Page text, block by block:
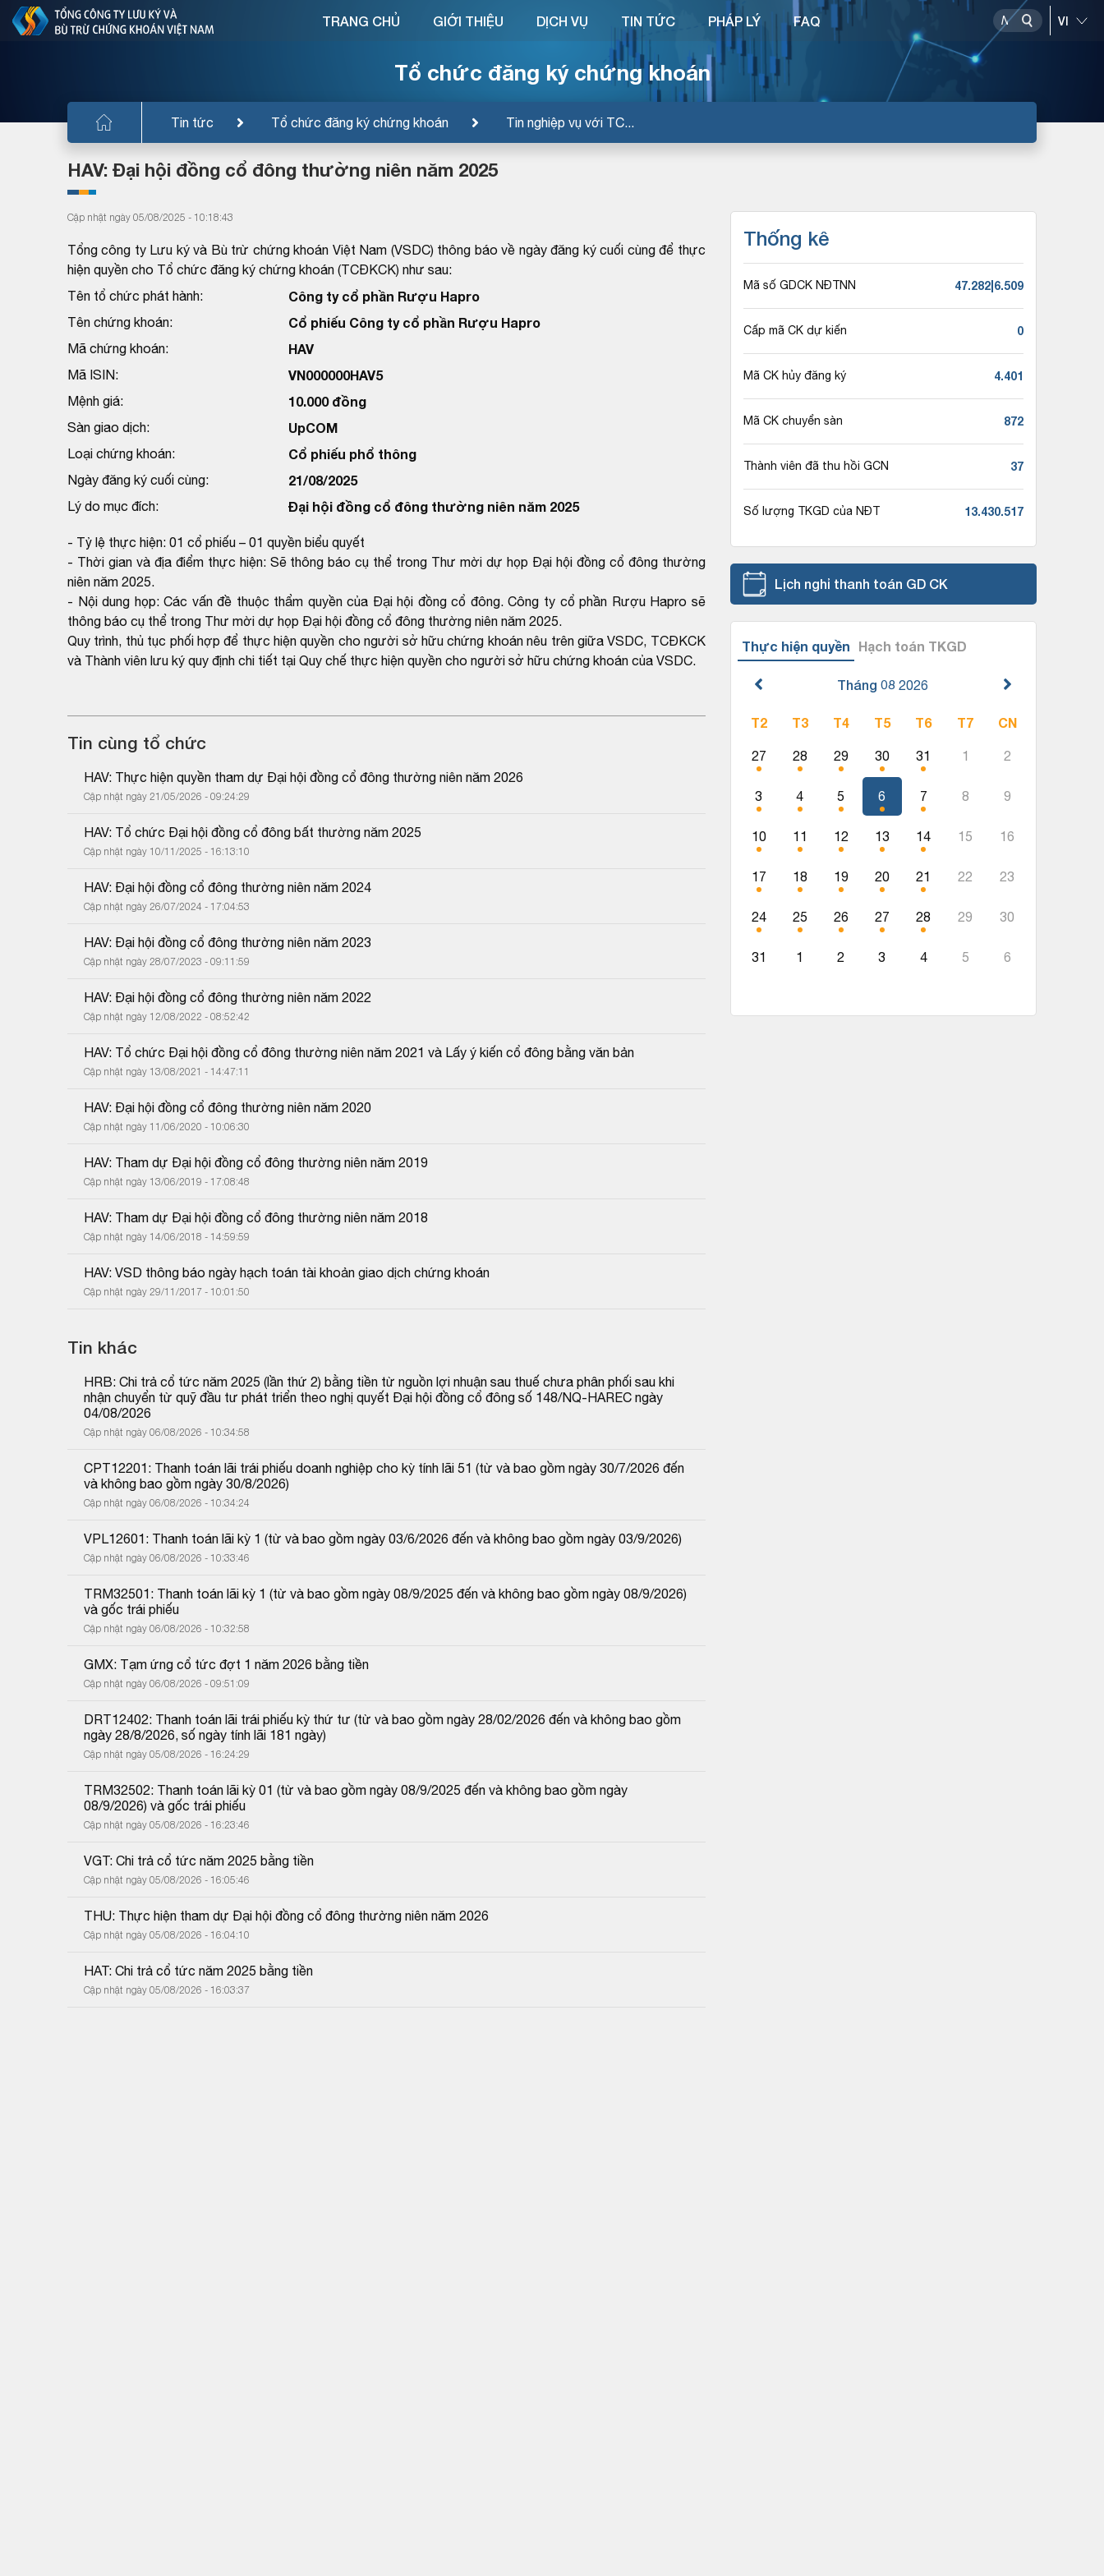
Tổ chức đăng ký chứng khoán
Tin tức Tổ chức đăng ký chứng khoán Tin nghiệp vụ với TC...
TRANG CHỦ GIỚI THIỆU DỊCH VỤ TIN TỨC PHÁP LÝ FAQ
HAV: Đại hội đồng cổ đông thường niên năm 2025
Cập nhật ngày 05/08/2025 - 10:18:43
Tổng công ty Lưu ký và Bù trừ chứng khoán Việt Nam (VSDC) thông báo về ngày đăng ký cuối cùng để thực
hiện quyền cho Tổ chức đăng ký chứng khoán (TCĐKCK) như sau:
Tên tổ chức phát hành:
Công ty cổ phần Rượu Hapro
Tên chứng khoán: Cổ phiếu Công ty cổ phần Rượu Hapro
Mã chứng khoán: HAV
Mã ISIN: VN000000HAV5
Mệnh giá: 10.000 đồng
Sàn giao dịch: UpCOM
Loại chứng khoán: Cổ phiếu phổ thông
Ngày đăng ký cuối cùng: 21/08/2025
Lý do mục đích: Đại hội đồng cổ đông thường niên năm 2025
- Tỷ lệ thực hiện: 01 cổ phiếu – 01 quyền biểu quyết
- Thời gian và địa điểm thực hiện: Sẽ thông báo cụ thể trong Thư mời dự họp Đại hội đồng cổ đông thường
niên năm 2025.
- Nội dung họp: Các vấn đề thuộc thẩm quyền của Đại hội đồng cổ đông. Công ty cổ phần Rượu Hapro sẽ
thông báo cụ thể trong Thư mời dự họp Đại hội đồng cổ đông thường niên năm 2025.
Quy trình, thủ tục phối hợp để thực hiện quyền cho người sở hữu chứng khoán nêu trên giữa VSDC, TCĐKCK
và Thành viên lưu ký quy định chi tiết tại Quy chế thực hiện quyền cho người sở hữu chứng khoán của VSDC.
Tin cùng tổ chức
HAV: Thực hiện quyền tham dự Đại hội đồng cổ đông thường niên năm 2026
Cập nhật ngày 21/05/2026 - 09:24:29
HAV: Tổ chức Đại hội đồng cổ đông bất thường năm 2025
Cập nhật ngày 10/11/2025 - 16:13:10
HAV: Đại hội đồng cổ đông thường niên năm 2024
Cập nhật ngày 26/07/2024 - 17:04:53
HAV: Đại hội đồng cổ đông thường niên năm 2023
Cập nhật ngày 28/07/2023 - 09:11:59
HAV: Đại hội đồng cổ đông thường niên năm 2022
Cập nhật ngày 12/08/2022 - 08:52:42
HAV: Tổ chức Đại hội đồng cổ đông thường niên năm 2021 và Lấy ý kiến cổ đông bằng văn bản
Cập nhật ngày 13/08/2021 - 14:47:11
HAV: Đại hội đồng cổ đông thường niên năm 2020
Cập nhật ngày 11/06/2020 - 10:06:30
HAV: Tham dự Đại hội đồng cổ đông thường niên năm 2019
Cập nhật ngày 13/06/2019 - 17:08:48
HAV: Tham dự Đại hội đồng cổ đông thường niên năm 2018
Cập nhật ngày 14/06/2018 - 14:59:59
HAV: VSD thông báo ngày hạch toán tài khoản giao dịch chứng khoán
Cập nhật ngày 29/11/2017 - 10:01:50
Tin khác
HRB: Chi trả cổ tức năm 2025 (lần thứ 2) bằng tiền từ nguồn lợi nhuận sau thuế chưa phân phối sau khi
nhận chuyển từ quỹ đầu tư phát triển theo nghị quyết Đại hội đồng cổ đông số 148/NQ-HAREC ngày
04/08/2026
Cập nhật ngày 06/08/2026 - 10:34:58
CPT12201: Thanh toán lãi trái phiếu doanh nghiệp cho kỳ tính lãi 51 (từ và bao gồm ngày 30/7/2026 đến
và không bao gồm ngày 30/8/2026)
Cập nhật ngày 06/08/2026 - 10:34:24
VPL12601: Thanh toán lãi kỳ 1 (từ và bao gồm ngày 03/6/2026 đến và không bao gồm ngày 03/9/2026)
Cập nhật ngày 06/08/2026 - 10:33:46
TRM32501: Thanh toán lãi kỳ 1 (từ và bao gồm ngày 08/9/2025 đến và không bao gồm ngày 08/9/2026)
và gốc trái phiếu
Cập nhật ngày 06/08/2026 - 10:32:58
GMX: Tạm ứng cổ tức đợt 1 năm 2026 bằng tiền
Cập nhật ngày 06/08/2026 - 09:51:09
DRT12402: Thanh toán lãi trái phiếu kỳ thứ tư (từ và bao gồm ngày 28/02/2026 đến và không bao gồm
ngày 28/8/2026, số ngày tính lãi 181 ngày)
Cập nhật ngày 05/08/2026 - 16:24:29
TRM32502: Thanh toán lãi kỳ 01 (từ và bao gồm ngày 08/9/2025 đến và không bao gồm ngày
08/9/2026) và gốc trái phiếu
Cập nhật ngày 05/08/2026 - 16:23:46
VGT: Chi trả cổ tức năm 2025 bằng tiền
Cập nhật ngày 05/08/2026 - 16:05:46
THU: Thực hiện tham dự Đại hội đồng cổ đông thường niên năm 2026
Cập nhật ngày 05/08/2026 - 16:04:10
HAT: Chi trả cổ tức năm 2025 bằng tiền
Cập nhật ngày 05/08/2026 - 16:03:37
Thống kê
Mã số GDCK NĐTNN 47.282|6.509
Cấp mã CK dự kiến 0
Mã CK hủy đăng ký 4.401
Mã CK chuyển sàn 872
Thành viên đã thu hồi GCN 37
Số lượng TKGD của NĐT 13.430.517
Lịch nghỉ thanh toán GD CK
Thực hiện quyền Hạch toán TKGD
Tháng 08 2026
T2 T3 T4 T5 T6 T7 CN
27 28 29 30 31 1 2
3 4 5 6 7 8 9
10 11 12 13 14 15 16
17 18 19 20 21 22 23
24 25 26 27 28 29 30
31 1 2 3 4 5 6